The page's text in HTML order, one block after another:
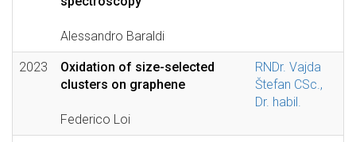
Alessandro Baraldi
2023
Oxidation of size-selected
clusters on graphene
Federico Loi
RNDr. Vajda
Štefan CSc.,
Dr. habil.